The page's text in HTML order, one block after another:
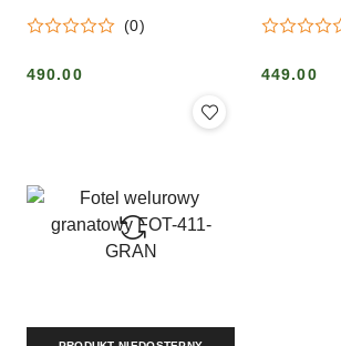
(0)
Cena:
490.00
Cena:
449.00